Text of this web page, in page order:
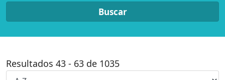
Buscar
Resultados 43 - 63 de 1035